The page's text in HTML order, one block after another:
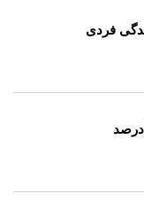
فردی